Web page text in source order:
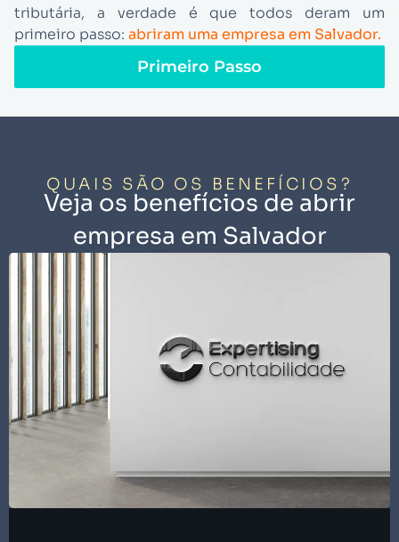
tributária, a verdade é que todos deram um
primeiro passo: abriram uma empresa em Salvador.
Primeiro Passo
QUAIS SÃO OS BENEFÍCIOS?
Veja os benefícios de abrir
empresa em Salvador